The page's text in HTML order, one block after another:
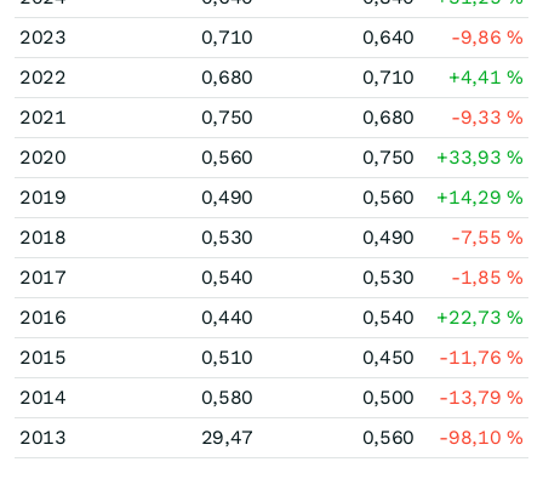
2023
0,710 0,640 -9,86%
2022
0,680 0,710 +4,41%
2021
0,750 0,680 -9,33%
2020
0,560 0,750 +33,93%
2019
0,490 0,560 +14,29%
2018
0,530 0,490 -7,55%
2017
0,540 0,530 -1,85%
2016
0,440 0,540 +22,73%
2015
0,510 0,450 -11,76%
2014
0,580 0,500 -13,79%
2013
29,47 0,560 -98,10%